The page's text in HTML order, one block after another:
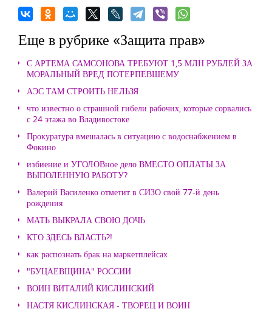
Еще в рубрике «Защита прав»
С АРТЕМА САМСОНОВА ТРЕБУЮТ 1,5 МЛН РУБЛЕЙ ЗА
МОРАЛЬНЫЙ ВРЕД ПОТЕРПЕВШЕМУ
АЭС ТАМ СТРОИТЬ НЕЛЬЗЯ
что известно о страшной гибели рабочих, которые сорвались
с 24 этажа во Владивостоке
Прокуратура вмешалась в ситуацию с водоснабжением в
Фокино
избиение и УГОЛОВное дело ВМЕСТО ОПЛАТЫ ЗА
ВЫПОЛЕННУЮ РАБОТУ?
Валерий Василенко отметит в СИЗО свой 77-й день
рождения
МАТЬ ВЫКРАЛА СВОЮ ДОЧЬ
КТО ЗДЕСЬ ВЛАСТЬ?!
как распознать брак на маркетплейсах
"БУЦАЕВЩИНА" РОССИИ
ВОИН ВИТАЛИЙ КИСЛИНСКИЙ
НАСТЯ КИСЛИНСКАЯ - ТВОРЕЦ И ВОИН